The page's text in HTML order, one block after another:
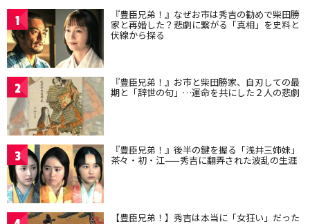
1 『豊臣兄弟！』なぜお市は秀吉の勧めで柴田勝
家と再婚した？悲劇に繋がる「真相」を史料と
伏線から探る
2 『豊臣兄弟！』お市と柴田勝家、自刃しての最
期と「辞世の句」…運命を共にした２人の悲劇
3 『豊臣兄弟！』後半の鍵を握る「浅井三姉妹」
茶々・初・江——秀吉に翻弄された波乱の生涯
【豊臣兄弟！】秀吉は本当に「女狂い」だった